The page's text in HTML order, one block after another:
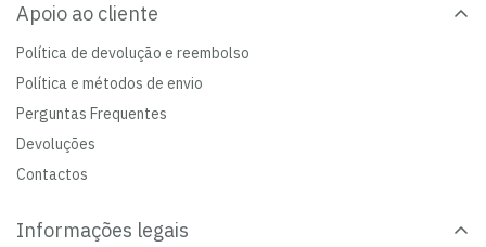
Apoio ao cliente
Política de devolução e reembolso
Política e métodos de envio
Perguntas Frequentes
Devoluções
Contactos
Informações legais